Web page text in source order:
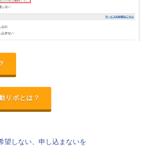
リボとは？
望しない、申し込まないを